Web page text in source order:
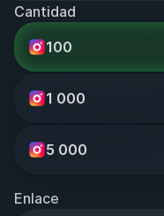
Cantidad
100
1 000
5 000
Enlace